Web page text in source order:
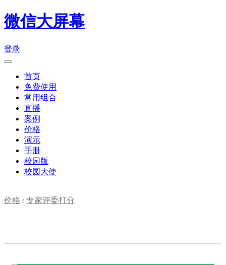
微信大屏幕
登录
首页
免费使用
常用组合
直播
案例
价格
演示
手册
校园版
校园大使
价格 /专家评委打分